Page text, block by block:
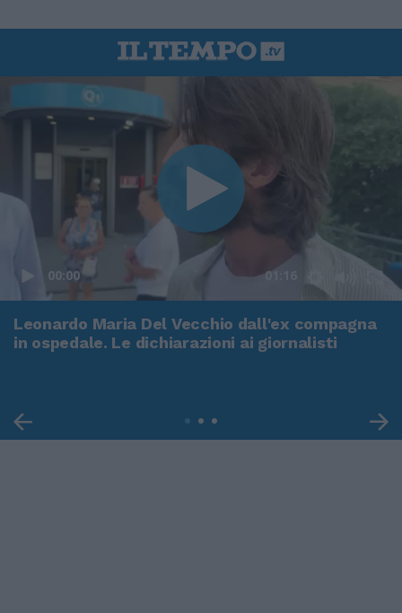
00:00 01:16
Leonardo Maria Del Vecchio dall'ex compagna
in ospedale. Le dichiarazioni ai giornalisti